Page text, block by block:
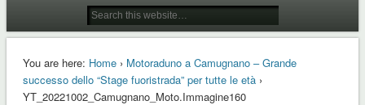
You are here: Home› Motoraduno a Camugnano – Grande
successo dello “Stage fuoristrada” per tutte le età›
YT_20221002_Camugnano_Moto.Immagine160